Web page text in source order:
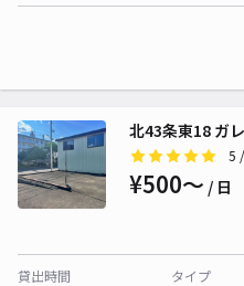
北43条東18 ガ
5
¥500〜 / 日
貸出時間
タイプ